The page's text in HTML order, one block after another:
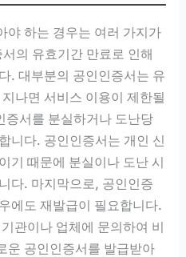
야 하는 경우는 여러 가지가
의 유효기간 만료로 인해
. 대부분의 공인인증서는 유
나면 서비스 이용이 제한될
증서를 분실하거나 도난당
니다. 공인인증서는 개인 신
기 때문에 분실이나 도난 시
다. 마지막으로, 공인인증
에도 재발급이 필요합니다.
관이나 업체에 문의하여 비
운 공인인증서를 발급받아